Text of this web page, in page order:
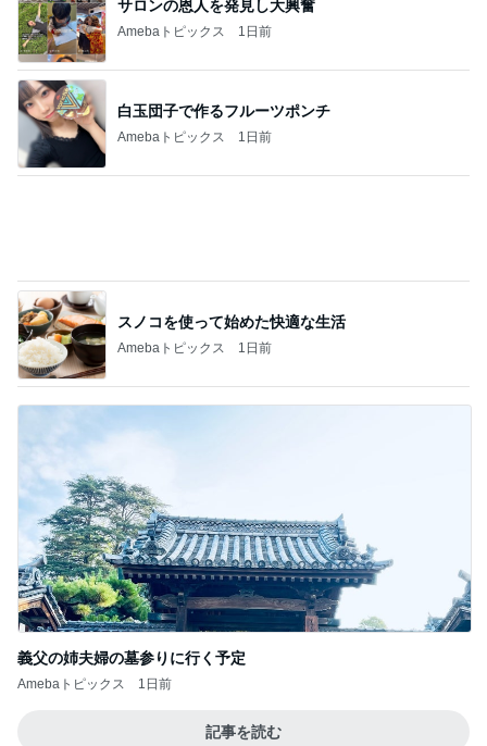
サロンの恩人を発見し大興奮
Amebaトピックス 1日前
白玉団子で作るフルーツポンチ
Amebaトピックス 1日前
スノコを使って始めた快適な生活
Amebaトピックス 1日前
義父の姉夫婦の墓参りに行く予定
Amebaトピックス 1日前
記事を読む